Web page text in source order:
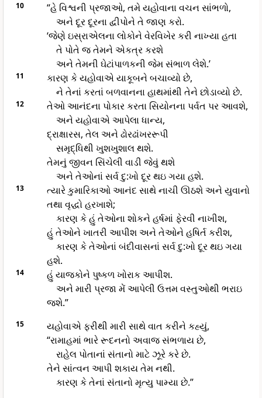
10
“હે વિશ્વની પ્રજાઓ, તમે યહોવાના વચન સાંભળો,
અને દૂર દૂરના દ્વીપોને તે જાણ કરો.
‘જેણે ઇસ્રાએલના લોકોને વેરવિખેર કરી નાખ્યા હતા
તે પોતે જ તેમને એકત્ર કરશે
અને તેમની ઘેટાંપાળકની જેમ સંભાળ લેશે.’
11
કારણ કે યહોવાએ યાકૂબને બચાવ્યો છે,
ને તેનાં કરતાં બળવાનના હાથમાંથી તેને છોડાવ્યો છે.
12
તેઓ આનંદના પોકાર કરતા સિયોનના પર્વત પર આવશે,
અને યહોવાએ આપેલા ધાન્ય,
દ્રાક્ષારસ, તેલ અને ઢોરઢાંખરરૂપી
સમૃદ્ધિથી ખુશખુશાલ થશે.
તેમનું જીવન સિંચેલી વાડી જેવું થશે
અને તેઓનાં સર્વ દુ:ખો દૂર થઇ ગયા હશે.
13
ત્યારે કુમારિકાઓ આનંદ સાથે નાચી ઊઠશે અને યુવાનો
તથા વૃદ્ધો હરખાશે;
કારણ કે હું તેઓના શોકને હર્ષમાં ફેરવી નાખીશ,
હું તેઓને ખાતરી આપીશ અને તેઓને હષિર્ત કરીશ,
કારણ કે તેઓનાં બંદીવાસનાં સર્વ દુ:ખો દૂર થઇ ગયા
હશે.
14
હું યાજકોને પુષ્કળ ખોરાક આપીશ.
અને મારી પ્રજા મેં આપેલી ઉત્તમ વસ્તુઓથી ભરાઇ
જશે.”
15
યહોવાએ ફરીથી મારી સાથે વાત કરીને કહ્યું,
“રામાહમાં ભારે રૂદનનો અવાજ સંભળાય છે,
રાહેલ પોતાનાં સંતાનો માટે ઝૂરે કરે છે.
તેને સાંત્વન આપી શકાય તેમ નથી.
કારણ કે તેનાં સંતાનો મૃત્યુ પામ્યા છે.”